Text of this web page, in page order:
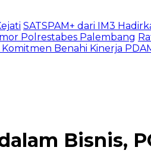
SATSPAM+ dari IM3
Polrestabes Palembang
Benahi Kinerja
Bisnis,